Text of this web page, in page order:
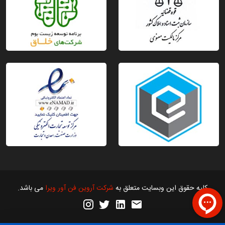
پایه ATmega328 است که دارای معماری ۸ بیتی، مبتنی
این برد متشکل از 14 پین ورودی و خروجی دیجیتال (که 6 تای
آن می تواند به عنوان خروجی PWM استفاده گردد)، یک
پورت USB، 6 ورودی آنالوگ، یک تشدیدگر سرامیکی 16
ورودی منبع تغذیه (پاورجک) و یک دکمه ریست است.
برد Uno تمام امکانات مورد نیاز برای به کار گیری میکروکنترلر
موجود بر روی برد را دارد. برای شروع استفاده از آردوینو Uno
R3 کافیست با یک کابل USB آن را به کامپیوتر وصـل کنید.
آردوینو Uno R3 قیمت مناسب
می گذارند، می توان به موارد زیر اشاره کرد:
کلیه حقوق این وبسایت متعلق به شرکت آروین فن آور ویرا می باشد.